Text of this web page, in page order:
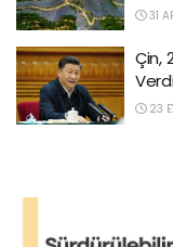
31
Çin,
23